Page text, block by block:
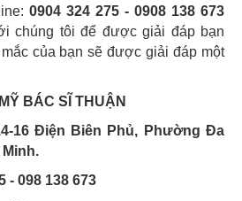
0904 324 275 - 0908 138 673
chúng tôi để được giải đáp bạn
của bạn sẽ được giải đáp một
BÁC SĨ THUẬN
16 Điện Biên Phủ, Phường Đa
Minh.
- 098 138 673